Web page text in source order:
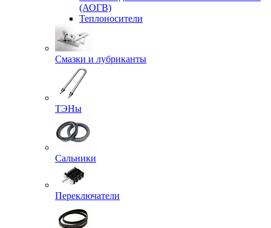
(АОГВ)
Теплоносители
Смазки и лубриканты
ТЭНы
Сальники
Переключатели